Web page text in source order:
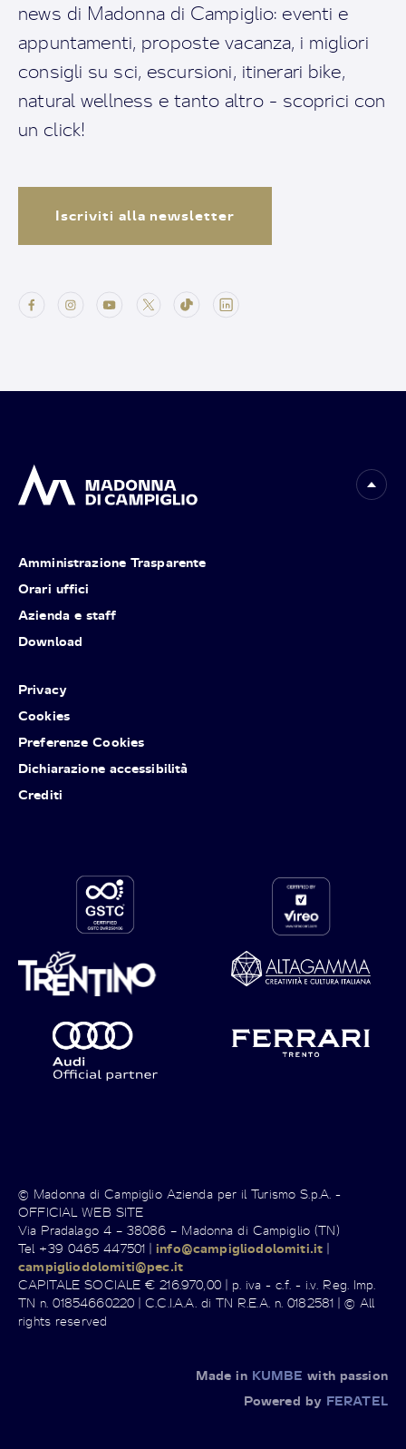
news di Madonna di Campiglio: eventi e
appuntamenti, proposte vacanza, i migliori
consigli su sci, escursioni, itinerari bike,
natural wellness e tanto altro - scoprici con
un click!
Iscriviti alla newsletter
Amministrazione Trasparente
Orari uffici
Azienda e staff
Download
Privacy
Cookies
Preferenze Cookies
Dichiarazione accessibilità
Crediti
© Madonna di Campiglio Azienda per il Turismo S.p.A. -
OFFICIAL WEB SITE
Via Pradalago 4 – 38086 – Madonna di Campiglio (TN)
Tel +39 0465 447501 |info@campigliodolomiti.it |
campigliodolomiti@pec.it
CAPITALE SOCIALE € 216.970,00 | p. iva - c.f. - i.v. Reg. Imp.
TN n. 01854660220 | C.C.I.A.A. di TN R.E.A. n. 0182581 | © All
rights reserved
Made in KUMBE with passion
Powered by FERATEL